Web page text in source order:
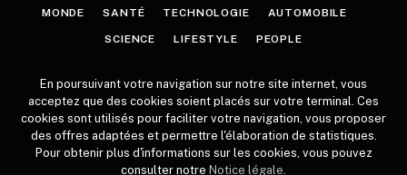
MONDE SANTÉ TECHNOLOGIE AUTOMOBILE
SCIENCE LIFESTYLE PEOPLE
En poursuivant votre navigation sur notre site internet, vous
acceptez que des cookies soient placés sur votre terminal. Ces
cookies sont utilisés pour faciliter votre navigation, vous proposer
des offres adaptées et permettre l'élaboration de statistiques.
Pour obtenir plus d'informations sur les cookies, vous pouvez
consulter notre Notice légale.